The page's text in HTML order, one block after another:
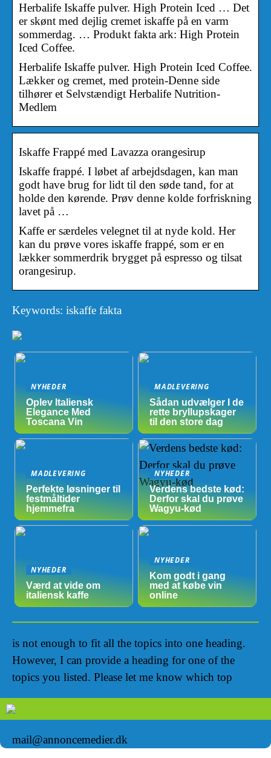
Herbalife Iskaffe pulver. High Protein Iced … Det
er skønt med dejlig cremet iskaffe på en varm
sommerdag. … Produkt fakta ark: High Protein
Iced Coffee.
Herbalife Iskaffe pulver. High Protein Iced Coffee.
Lækker og cremet, med protein-Denne side
tilhører et Selvstændigt Herbalife Nutrition-
Medlem
Iskaffe Frappé med Lavazza orangesirup
Iskaffe frappé. I løbet af arbejdsdagen, kan man
godt have brug for lidt til den søde tand, for at
holde den kørende. Prøv denne kolde forfriskning
lavet på …
Kaffe er særdeles velegnet til at nyde kold. Her
kan du prøve vores iskaffe frappé, som er en
lækker sommerdrik brygget på espresso og tilsat
orangesirup.
Keywords: iskaffe fakta
NYHEDER
Oplev Italiensk
Elegance Med
Toscana Vin
MADLEVERING
Sådan udvælger I de
rette bryllupskager
til den store dag
MADLEVERING
Perfekte løsninger til
festmåltider
hjemmefra
NYHEDER
Verdens bedste kød:
Derfor skal du prøve
Wagyu-kød
NYHEDER
Værd at vide om
italiensk kaffe
NYHEDER
Kom godt i gang
med at købe vin
online
is not enough to fit all the topics into one heading.
However, I can provide a heading for one of the
topics you listed. Please let me know which top
mail@annoncemedier.dk